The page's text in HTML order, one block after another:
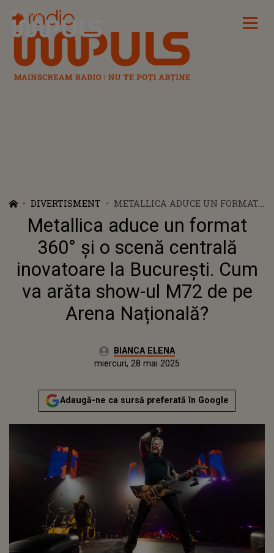
Radio Impuls
DIVERTISMENT
METALLICA ADUCE UN FORMAT
360° ȘI O SCENĂ CENTRALĂ
INOVATOARE LA BUCUREȘTI.
CUM VA ARĂTA SHOW-UL M72
DE PE ARENA NAȚIONALĂ?
Metallica aduce un format
360° și o scenă centrală
inovatoare la București. Cum
va arăta show-ul M72 de pe
Arena Națională?
Autor:BIANCA ELENA
Actualizat:
miercuri, 28 mai 2025
Adaugă-ne ca sursă preferată în Google